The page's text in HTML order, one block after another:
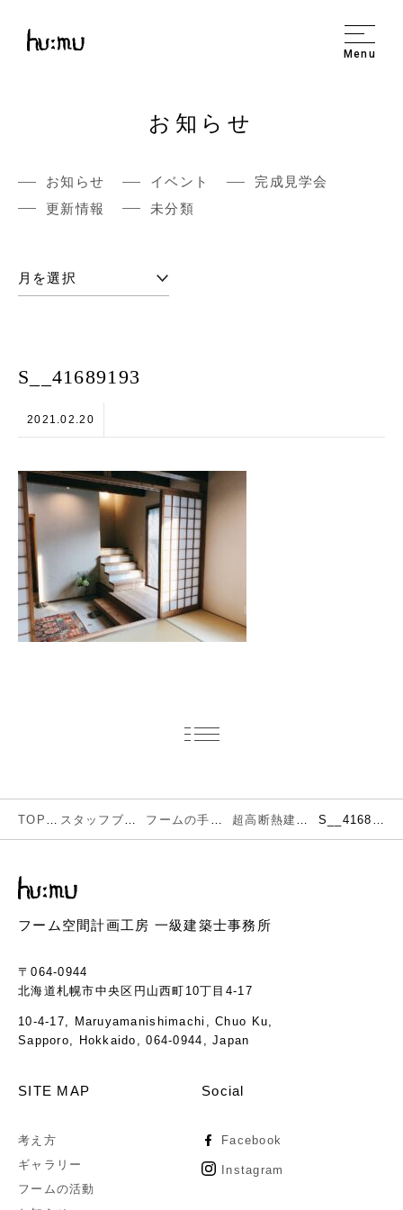
Menu
お知らせ
お知らせ イベント
完成見学会
更新情報
未分類
S__41689193
2021.02.20
フーム空間計画工房 一級建築士事務所
〒064-0944
北海道札幌市中央区円山西町10丁目4-17
10-4-17, Maruyamanishimachi, Chuo Ku,
Sapporo, Hokkaido, 064-0944, Japan
SITE MAP
考え方
ギャラリー
フームの活動
Social
Facebook
Instagram